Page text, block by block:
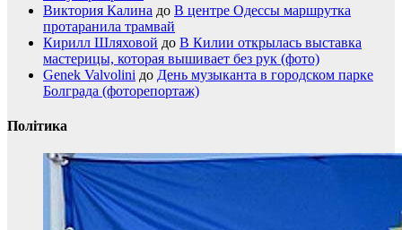
Виктория Калина до В центре Одессы маршрутка
протаранила трамвай
Кирилл Шляховой до В Килии открылась выставка
мастерицы, которая вышивает без рук (фото)
Genek Valvolini до День музыканта в городском парке
Болграда (фоторепортаж)
Політика